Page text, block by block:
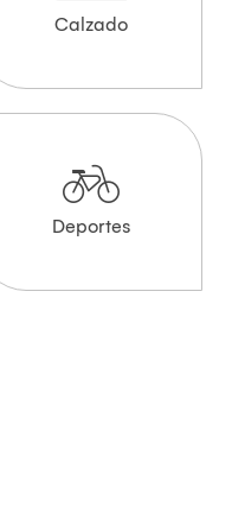
Calzado
Deportes